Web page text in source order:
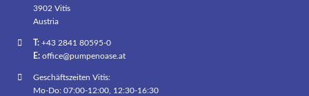
3902 Vitis
Austria
T:+43 2841 80595-0
E: office@pumpenoase.at
Geschäftszeiten Vitis:
Mo-Do: 07:00-12:00, 12:30-16:30